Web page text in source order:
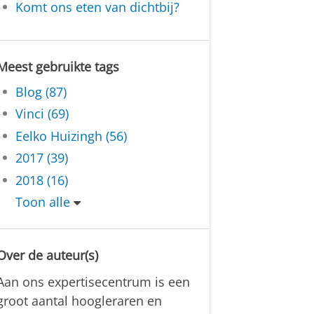
Komt ons eten van dichtbij?
gebruikte tags
Blog (87)
Vinci (69)
Eelko Huizingh (56)
2017 (39)
2018 (16)
Toon alle
de auteur(s)
ons expertisecentrum is een
aantal hoogleraren en